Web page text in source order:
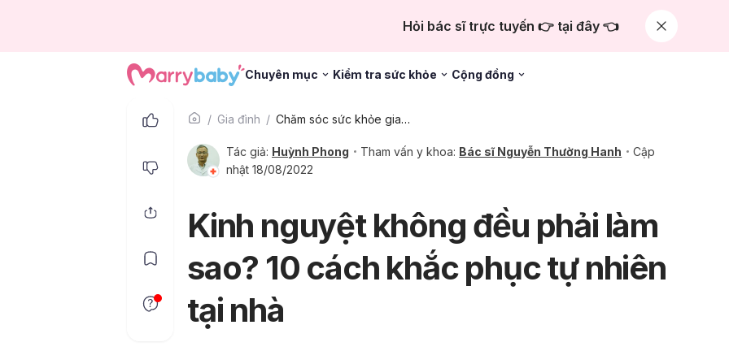
Hỏi bác sĩ trực tuyến 👉 tại đây 👈
Chuyên mục Kiểm tra sức khỏe Cộng đồng
Gia đình Chăm sóc sức khỏe gia đình
Tác giả: Huỳnh Phong Tham vấn y khoa: Bác sĩ Nguyễn Thường Hanh
Cập
nhật 18/08/2022
Kinh nguyệt không đều phải làm
sao? 10 cách khắc phục tự nhiên
tại nhà